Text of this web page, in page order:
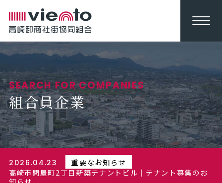
SEARCH FOR COMPANIES
組合員企業
2026.04.23
重要なお知らせ
高崎市問屋町2丁目新築テナントビル｜テナント募集のお